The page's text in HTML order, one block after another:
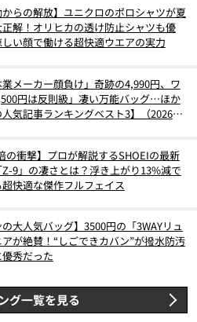
からの解放】ユニクロのポロシャツが夏
解！オリヒカの透け防止シャツも優
い顔で働ける超快適ウエアの実力
メーカー顔負け」奇跡の4,990円、ワ
円は反則級」凄い万能バッグ…ほか
人気記事ランキングベスト3】（2026年
の衝撃】プロが解説するSHOEIの最新
9」の凄さとは？浮き上がり13%減で
快適な傑作フルフェイス
の大人気バッグ】3500円の「3WAYリュ
が絶賛！“しごできカバン”が撥水防汚
秀だった
グ一覧を見る